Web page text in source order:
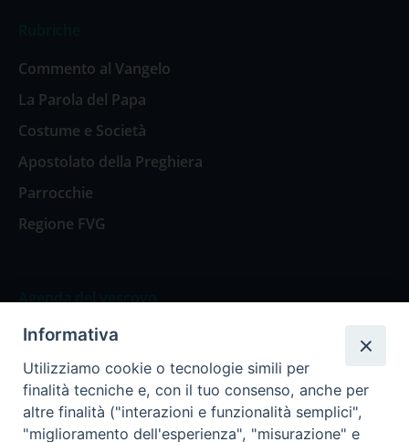
Commento al Vangelo
La Parola del Papa
Costume e Società
Apostolato della Preghiera
Parrocchie
Regione FVG
Agenda del vescovo
Agenda del vescovo
Informativa
Utilizziamo cookie o tecnologie simili per
finalità tecniche e, con il tuo consenso, anche per
altre finalità ("interazioni e funzionalità semplici",
"miglioramento dell'esperienza", "misurazione" e